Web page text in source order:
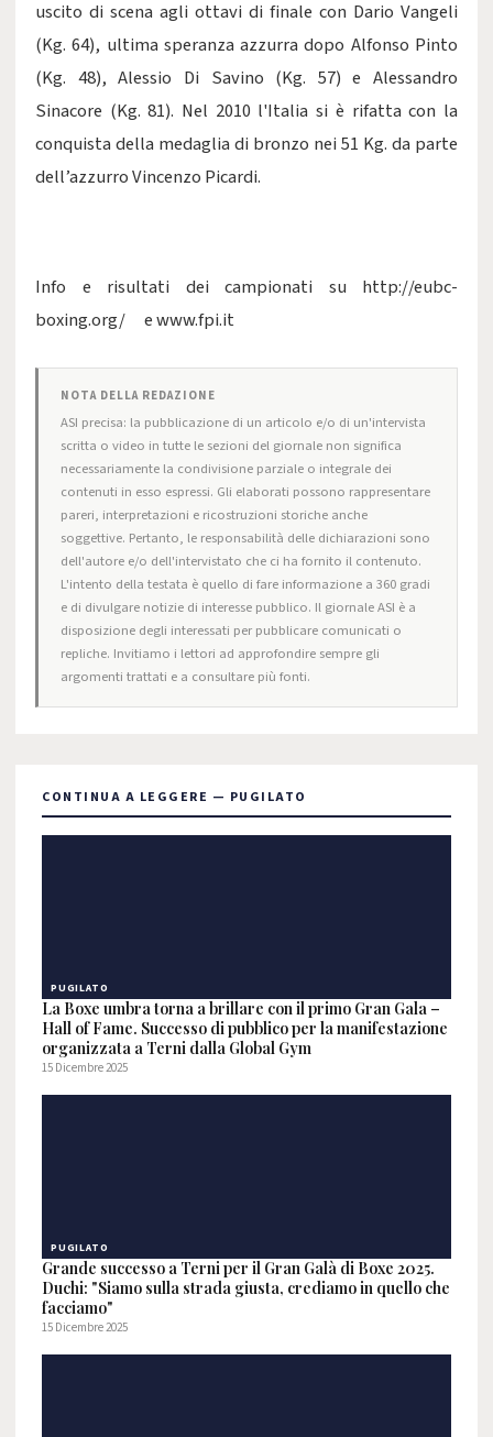
uscito di scena agli ottavi di finale con Dario Vangeli
(Kg. 64), ultima speranza azzurra dopo Alfonso Pinto
(Kg. 48), Alessio Di Savino (Kg. 57) e Alessandro
Sinacore (Kg. 81). Nel 2010 l'Italia si è rifatta con la
conquista della medaglia di bronzo nei 51 Kg. da parte
dell’azzurro Vincenzo Picardi.
Info e risultati dei campionati su http://eubc-
boxing.org/ e www.fpi.it
NOTA DELLA REDAZIONE
ASI precisa: la pubblicazione di un articolo e/o di un'intervista
scritta o video in tutte le sezioni del giornale non significa
necessariamente la condivisione parziale o integrale dei
contenuti in esso espressi. Gli elaborati possono rappresentare
pareri, interpretazioni e ricostruzioni storiche anche
soggettive. Pertanto, le responsabilità delle dichiarazioni sono
dell'autore e/o dell'intervistato che ci ha fornito il contenuto.
L'intento della testata è quello di fare informazione a 360 gradi
e di divulgare notizie di interesse pubblico. Il giornale ASI è a
disposizione degli interessati per pubblicare comunicati o
repliche. Invitiamo i lettori ad approfondire sempre gli
argomenti trattati e a consultare più fonti.
CONTINUA A LEGGERE — PUGILATO
PUGILATO
La Boxe umbra torna a brillare con il primo Gran Gala –
Hall of Fame. Successo di pubblico per la manifestazione
organizzata a Terni dalla Global Gym
15 Dicembre 2025
PUGILATO
Grande successo a Terni per il Gran Galà di Boxe 2025.
Duchi: "Siamo sulla strada giusta, crediamo in quello che
facciamo"
15 Dicembre 2025